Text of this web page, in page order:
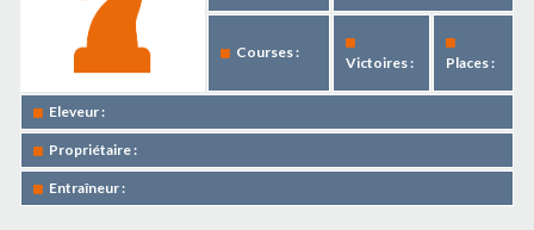
Courses :
Victoires : Places :
Eleveur :
Propriétaire :
Entraîneur :